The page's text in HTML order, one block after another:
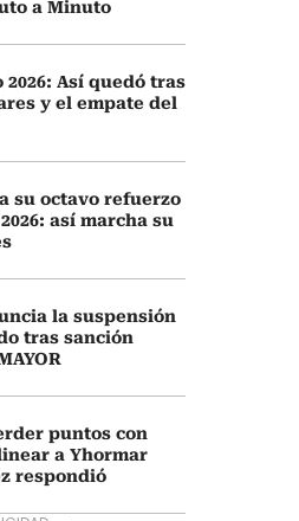
a Minuto
Así quedó tras
y el empate del
su octavo refuerzo
así marcha su
la suspensión
tras sanción
puntos con
a Yhormar
respondió